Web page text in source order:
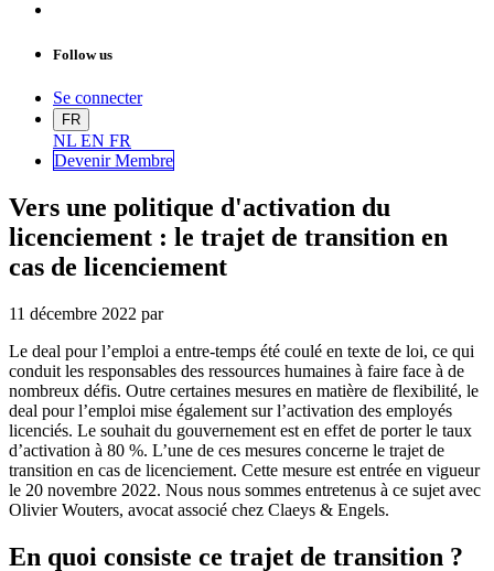
Follow us
Se connecter
FR
NL EN FR
Devenir Membre
Vers une politique d'activation du
licenciement : le trajet de transition en
cas de licenciement
11 décembre 2022 par
Le deal pour l’emploi a entre-temps été coulé en texte de loi, ce qui
conduit les responsables des ressources humaines à faire face à de
nombreux défis. Outre certaines mesures en matière de flexibilité, le
deal pour l’emploi mise également sur l’activation des employés
licenciés. Le souhait du gouvernement est en effet de porter le taux
d’activation à 80 %. L’une de ces mesures concerne le trajet de
transition en cas de licenciement. Cette mesure est entrée en vigueur
le 20 novembre 2022. Nous nous sommes entretenus à ce sujet avec
Olivier Wouters, avocat associé chez Claeys & Engels.
En quoi consiste ce trajet de transition ?